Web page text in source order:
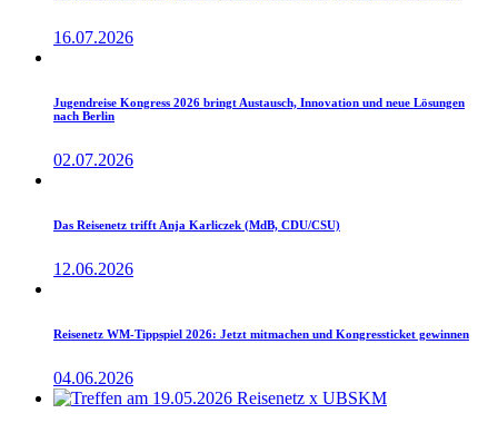
16.07.2026
Jugendreise Kongress 2026 bringt Austausch, Innovation und neue Lösungen
nach Berlin
02.07.2026
Das Reisenetz trifft Anja Karliczek (MdB, CDU/CSU)
12.06.2026
Reisenetz WM-Tippspiel 2026: Jetzt mitmachen und Kongressticket gewinnen
04.06.2026